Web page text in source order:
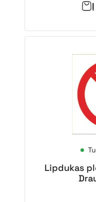
Lipdukas